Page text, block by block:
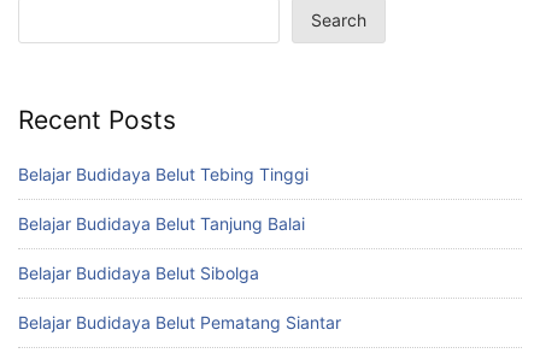
Search
Recent Posts
Belajar Budidaya Belut Tebing Tinggi
Belajar Budidaya Belut Tanjung Balai
Belajar Budidaya Belut Sibolga
Belajar Budidaya Belut Pematang Siantar